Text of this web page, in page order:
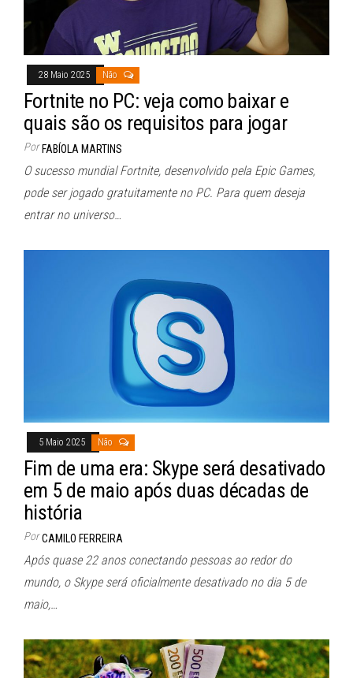
28 Maio 2025 Não
Fortnite no PC: veja como baixar e
quais são os requisitos para jogar
Por FABÍOLA MARTINS
O sucesso mundial Fortnite, desenvolvido pela Epic Games,
pode ser jogado gratuitamente no PC. Para quem deseja
entrar no universo…
5 Maio 2025 Não
Fim de uma era: Skype será desativado
em 5 de maio após duas décadas de
história
Por CAMILO FERREIRA
Após quase 22 anos conectando pessoas ao redor do
mundo, o Skype será oficialmente desativado no dia 5 de
maio,…